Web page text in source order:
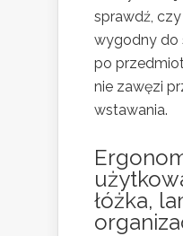
sprawdź,
wygodny do
po
nie zawęzi
wstawania.
łóżka,